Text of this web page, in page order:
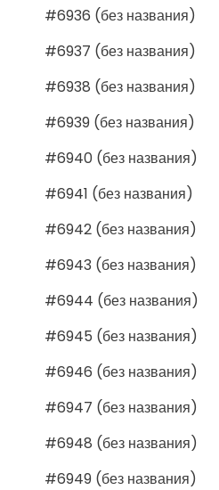
#6936 (без названия)
#6937 (без названия)
#6938 (без названия)
#6939 (без названия)
#6940 (без названия)
#6941 (без названия)
#6942 (без названия)
#6943 (без названия)
#6944 (без названия)
#6945 (без названия)
#6946 (без названия)
#6947 (без названия)
#6948 (без названия)
#6949 (без названия)